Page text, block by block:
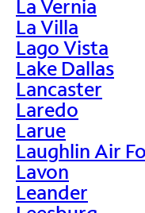
La Vernia
La Villa
Lago Vista
Lake Dallas
Lancaster
Laredo
Larue
Laughlin Air
Lavon
Leander